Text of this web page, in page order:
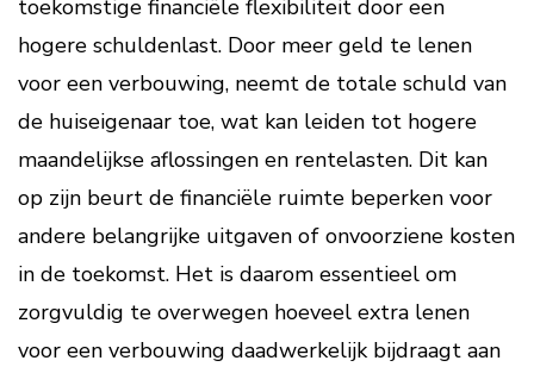
toekomstige financiële flexibiliteit door een
hogere schuldenlast. Door meer geld te lenen
voor een verbouwing, neemt de totale schuld van
de huiseigenaar toe, wat kan leiden tot hogere
maandelijkse aflossingen en rentelasten. Dit kan
op zijn beurt de financiële ruimte beperken voor
andere belangrijke uitgaven of onvoorziene kosten
in de toekomst. Het is daarom essentieel om
zorgvuldig te overwegen hoeveel extra lenen
voor een verbouwing daadwerkelijk bijdraagt aan